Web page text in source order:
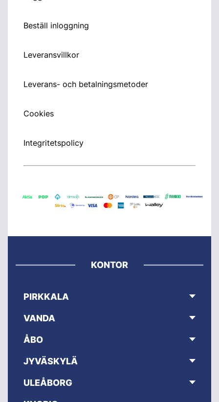
Beställ inloggning
Leveransvillkor
Leverans- och betalningsmetoder
Cookies
Integritetspolicy
KONTOR
PIRKKALA
VANDA
ÅBO
JYVÄSKYLÄ
ULEÅBORG